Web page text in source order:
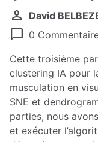
person David
chat_bubble 0
Cette troisième
clustering IA pour
musculation en
SNE et
parties, nous
et exécuter